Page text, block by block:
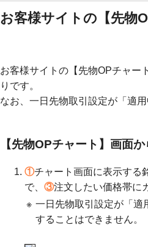
お客様サイトの【先物
お客様サイトの【先物OPチャー
りです。
なお、一日先物取引設定が「適
【先物OPチャート】画面
①チャート画面に表示する
で、 ③注文したい価格帯に
※ 一日先物取引設定が「適
することはできません。